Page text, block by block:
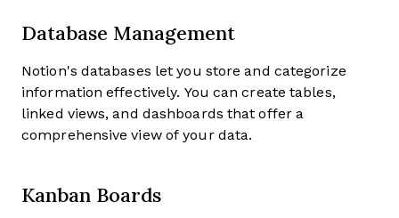
Database Management
Notion's databases let you store and categorize
information effectively. You can create tables,
linked views, and dashboards that offer a
comprehensive view of your data.
Kanban Boards